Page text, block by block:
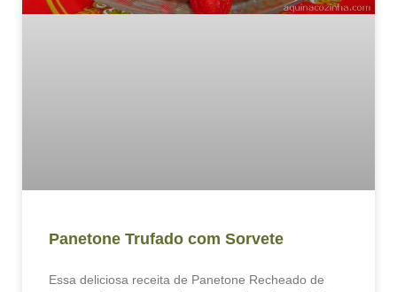
Panetone Trufado com Sorvete
Essa deliciosa receita de Panetone Recheado de